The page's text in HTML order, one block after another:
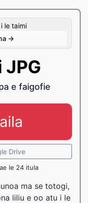
le taimi
→
JPG
e faigofie
Drive
le 24 itula
ma se totogi,
liliu e oo atu i le